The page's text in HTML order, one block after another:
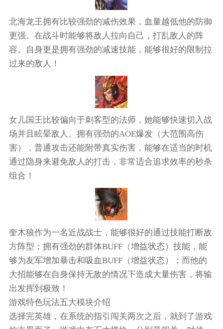
北海龙王拥有比较强劲的减伤效果，血量越低他的防御
更强。在战斗时能够将敌人拉向自己，打乱敌人的阵
容。自身更是拥有强劲的减速技能，能够很好的限制拉
过来的敌人！
女儿国王比较偏向于刺客型的法师，她能够快速切入战
场并且眩晕敌人。拥有强劲的AOE爆发（大范围高伤
害），普通攻击还能附带真实伤害，能够在适当的时机
通过隐身来避免敌人的打击，非常适合追求效率的秒杀
组合！
奎木狼作为一名近战战士，能够很好的通过技能打断敌
方阵型；拥有强劲的群体BUFF（增益状态）技能，能
够为友军增加暴击和吸血BUFF（增益状态）；而他的
大招能够在自身保持无敌的情况下造成大量伤害，将输
出发挥到极致！
游戏特色玩法五大模块介绍
选择完英雄，在系统的指引闯关两次之后，就到了游戏